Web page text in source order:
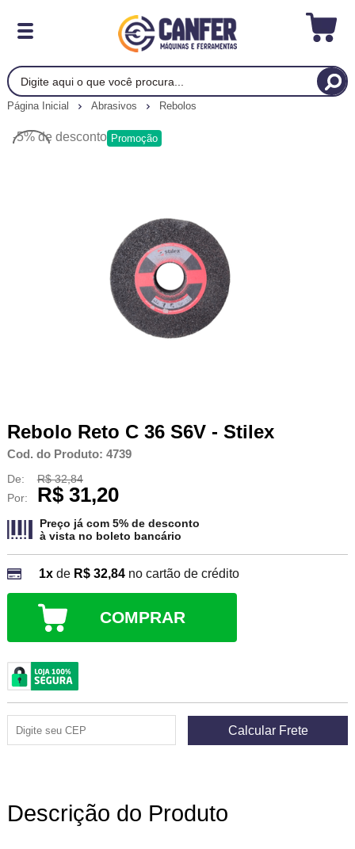
Página Inicial Abrasivos Rebolos
-5% de desconto Promoção
Rebolo Reto C 36 S6V - Stilex
Cod. do Produto: 4739
De:
R$ 32,84
Por:
R$ 31,20
Preço já com 5% de desconto
à vista no boleto bancário
1xde R$ 32,84 no cartão de crédito
COMPRAR
Descrição do Produto